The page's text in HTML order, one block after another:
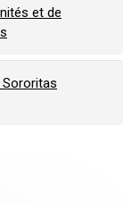
et de